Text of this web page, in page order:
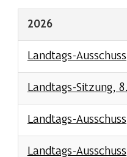
2026
Landtags-
Landtags-Sitzung,
Landtags-
Landtags-